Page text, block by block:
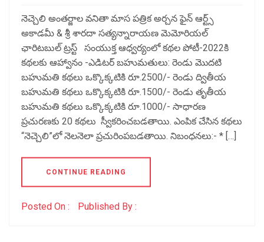
నెచ్చెలి అంతర్జాల వనితా మాస పత్రిక అర్చన ఫైన్ ఆర్ట్స్
అకాడమీ & శ్రీ శారదా సత్యన్నారాయణ మెమోరియల్
ఛారిటబుల్ ట్రస్ట్ సంయుక్త ఆధ్వర్యంలో కథల పోటీ-2022కి
కథలకు ఆహ్వానం -ఎడిటర్ బహుమతులు: రెండు మొదటి
బహుమతి కథలు ఒక్కొక్కటికి రూ.2500/- రెండు ద్వితీయ
బహుమతి కథలు ఒక్కొక్కటికి రూ.1500/- రెండు తృతీయ
బహుమతి కథలు ఒక్కొక్కటికి రూ.1000/- సాధారణ
ప్రచురణకు 20 కథలు స్వీకరించబడతాయి. ఎంపిక చేసిన కథలు
“నెచ్చెలి”లో నెలనెలా ప్రచురింపబడతాయి. నిబంధనలు:- * […]
CONTINUE READING
Posted On : Published By :